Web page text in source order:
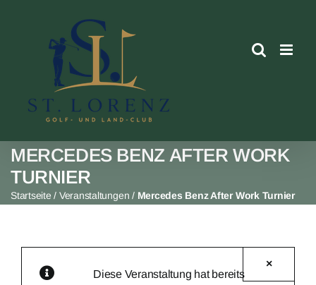
MERCEDES BENZ AFTER WORK
TURNIER
Startseite / Veranstaltungen / Mercedes Benz After Work Turnier
Diese Veranstaltung hat bereits
×